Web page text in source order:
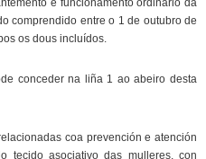
e funcionamento ordinario da
comprendido entre o 1 de outubro de
os dous incluídos.
conceder na liña 1 ao abeiro desta
coa prevención e atención
tecido asociativo das mulleres, con